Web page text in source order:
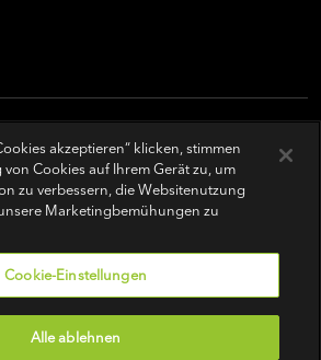
| Datenschutz-Bestimmungen
akzeptieren“ klicken, stimmen
von Cookies auf Ihrem Gerät zu, um
zu verbessern, die Websitenutzung
Marketingbemühungen zu
Cookie-Einstellungen
Alle ablehnen